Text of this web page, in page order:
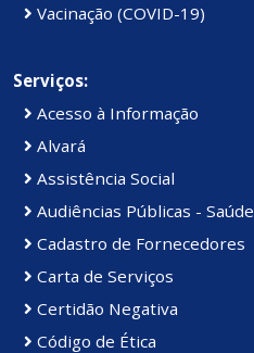
Vacinação (COVID-19)
Serviços:
Acesso à Informação
Alvará
Assistência Social
Audiências Públicas - Saúde
Cadastro de Fornecedores
Carta de Serviços
Certidão Negativa
Código de Ética